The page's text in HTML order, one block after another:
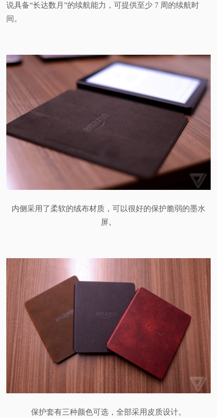
说具备“长达数月”的续航能力，可提供至少 7 周的续航时
间。
内侧采用了柔软的绒布材质，可以很好的保护脆弱的墨水
屏。
保护套有三种颜色可选，全部采用皮质设计。